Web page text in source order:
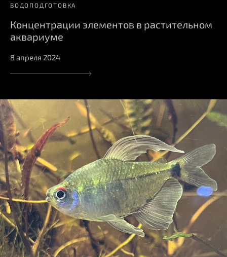
ВОДОПОДГОТОВКА
Концентрации элементов в растительном
аквариуме
8 апреля 2024